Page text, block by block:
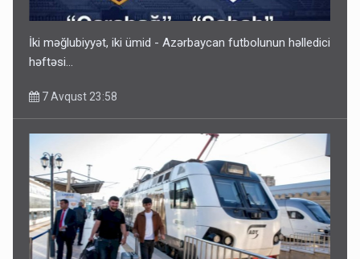
satışından böyük narazılıq
Geri çağırılan səfir Abel Məhərrəmovun oğludur - DOSYE
İki məğlubiyyət, iki ümid - Azərbaycan futbolunun həlledici
həftəsi...
7 Avqust 23:58